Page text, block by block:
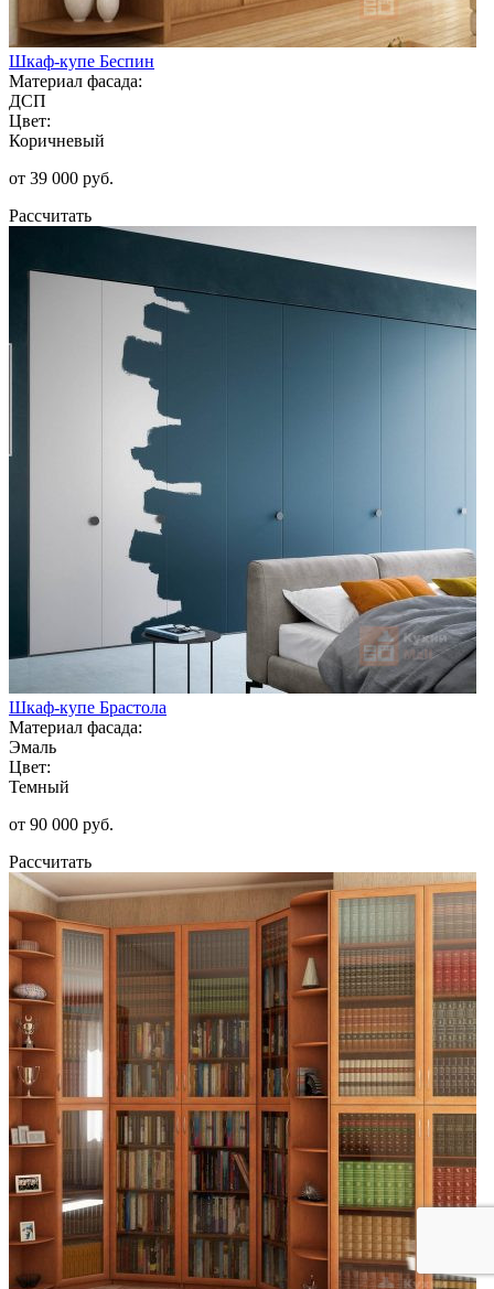
Шкаф-купе Беспин
Материал фасада:
ДСП
Цвет:
Коричневый
от 39 000 руб.
Рассчитать
Шкаф-купе Брастола
Материал фасада:
Эмаль
Цвет:
Темный
от 90 000 руб.
Рассчитать